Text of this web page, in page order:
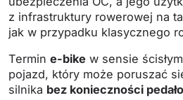
z infrastruktury rowerowej na
jak w przypadku klasycznego
Termin e-bike w sensie
pojazd, który może poruszać
silnika bez konieczności